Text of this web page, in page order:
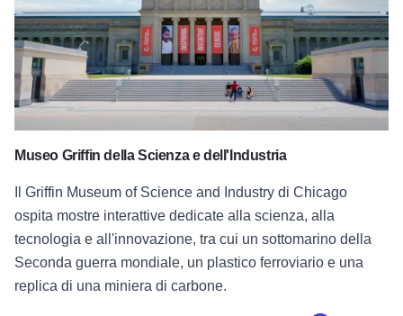
Museo Griffin della Scienza e dell'Industria
Il Griffin Museum of Science and Industry di Chicago
ospita mostre interattive dedicate alla scienza, alla
tecnologia e all'innovazione, tra cui un sottomarino della
Seconda guerra mondiale, un plastico ferroviario e una
replica di una miniera di carbone.